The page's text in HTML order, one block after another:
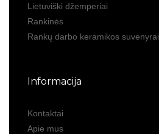
Lietuviški džemperiai
Rankinės
Rankų darbo keramikos suvenyrai
Informacija
Kontaktai
Apie mus